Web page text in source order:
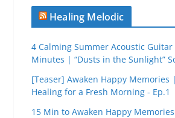
Healing Melodic
4 Calming Summer Acoustic Guitar
Minutes | “Dusts in the Sunlight”
[Teaser] Awaken Happy Memories
Healing for a Fresh Morning - Ep.1
15 Min to Awaken Happy